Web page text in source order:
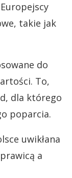
takie jak
do
To,
dla którego
poparcia.
uwikłana
a